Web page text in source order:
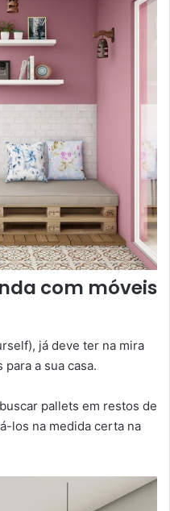
com móveis
já deve ter na mira
a sua casa.
pallets em restos de
los na medida certa na